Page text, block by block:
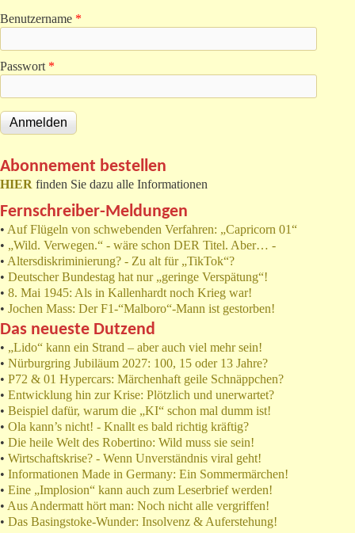
Benutzername *
Passwort *
Abonnement bestellen
HIER finden Sie dazu alle Informationen
Fernschreiber-Meldungen
• Auf Flügeln von schwebenden Verfahren: „Capricorn 01“
• „Wild. Verwegen.“ - wäre schon DER Titel. Aber… -
• Altersdiskriminierung? - Zu alt für „TikTok“?
• Deutscher Bundestag hat nur „geringe Verspätung“!
• 8. Mai 1945: Als in Kallenhardt noch Krieg war!
• Jochen Mass: Der F1-“Malboro“-Mann ist gestorben!
Das neueste Dutzend
• „Lido“ kann ein Strand – aber auch viel mehr sein!
• Nürburgring Jubiläum 2027: 100, 15 oder 13 Jahre?
• P72 & 01 Hypercars: Märchenhaft geile Schnäppchen?
• Entwicklung hin zur Krise: Plötzlich und unerwartet?
• Beispiel dafür, warum die „KI“ schon mal dumm ist!
• Ola kann’s nicht! - Knallt es bald richtig kräftig?
• Die heile Welt des Robertino: Wild muss sie sein!
• Wirtschaftskrise? - Wenn Unverständnis viral geht!
• Informationen Made in Germany: Ein Sommermärchen!
• Eine „Implosion“ kann auch zum Leserbrief werden!
• Aus Andermatt hört man: Noch nicht alle vergriffen!
• Das Basingstoke-Wunder: Insolvenz & Auferstehung!